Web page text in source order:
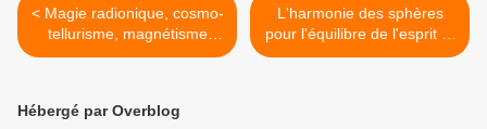
< Magie radionique, cosmo-
tellurisme, magnétisme
terrestre et personnel
L'harmonie des sphères
pour l'équilibre de l'esprit et
du corps >
Hébergé par Overblog